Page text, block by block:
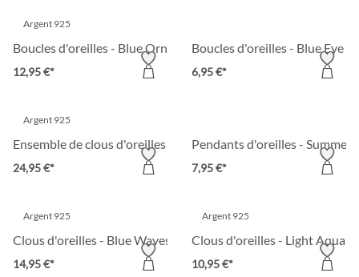
Argent 925
Boucles d'oreilles - Blue Ornament
12,95 €*
Boucles d'oreilles - Blue Eye
6,95 €*
Argent 925
Ensemble de clous d'oreilles - Blue Shine
24,95 €*
Pendants d'oreilles - Summer
7,95 €*
Argent 925
Clous d'oreilles - Blue Waves
14,95 €*
Argent 925
Clous d'oreilles - Light Aqua
10,95 €*